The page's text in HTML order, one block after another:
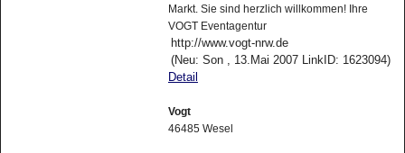
Markt. Sie sind herzlich willkommen! Ihre
VOGT Eventagentur
http://www.vogt-nrw.de
(Neu: Son , 13.Mai 2007 LinkID: 1623094)
Detail
Vogt
46485 Wesel